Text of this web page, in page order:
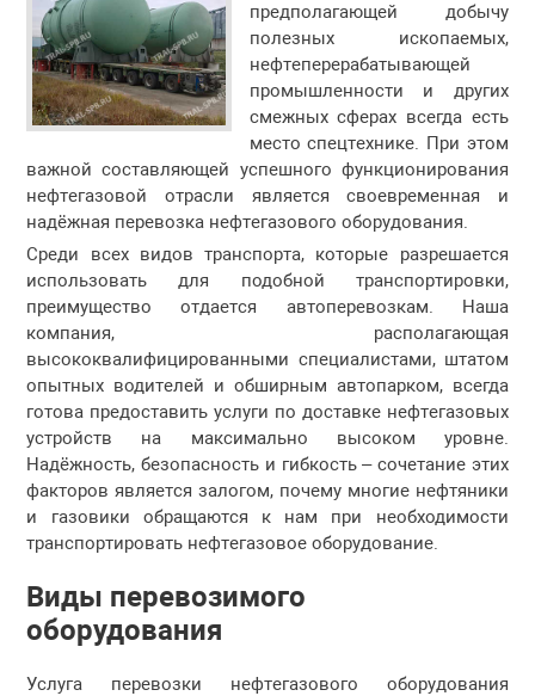
предполагающей добычу
полезных ископаемых,
нефтеперерабатывающей
промышленности и других
смежных сферах всегда есть
место спецтехнике. При этом
важной составляющей успешного функционирования
нефтегазовой отрасли является своевременная и
надёжная перевозка нефтегазового оборудования.
Среди всех видов транспорта, которые разрешается
использовать для подобной транспортировки,
преимущество отдается автоперевозкам. Наша
компания, располагающая
высококвалифицированными специалистами, штатом
опытных водителей и обширным автопарком, всегда
готова предоставить услуги по доставке нефтегазовых
устройств на максимально высоком уровне.
Надёжность, безопасность и гибкость – сочетание этих
факторов является залогом, почему многие нефтяники
и газовики обращаются к нам при необходимости
транспортировать нефтегазовое оборудование.
Виды перевозимого
оборудования
Услуга перевозки нефтегазового оборудования